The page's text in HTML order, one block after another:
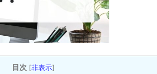
目次 [非表示]